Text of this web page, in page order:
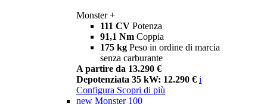
Monster +
111 CV Potenza
91,1 Nm Coppia
175 kg Peso in ordine di marcia
senza carburante
A partire da 13.290 €
Depotenziata 35 kW: 12.290 € i
Configura Scopri di più
new Monster 100